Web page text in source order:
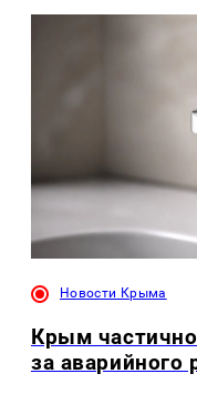
Новости Крыма
Крым
за аварийного